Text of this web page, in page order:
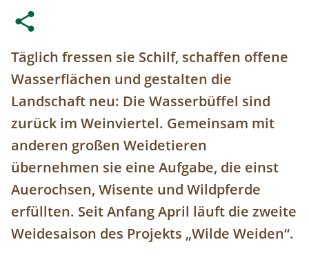
Täglich fressen sie Schilf, schaffen offene
Wasserflächen und gestalten die
Landschaft neu: Die Wasserbüffel sind
zurück im Weinviertel. Gemeinsam mit
anderen großen Weidetieren
übernehmen sie eine Aufgabe, die einst
Auerochsen, Wisente und Wildpferde
erfüllten. Seit Anfang April läuft die zweite
Weidesaison des Projekts „Wilde Weiden“.